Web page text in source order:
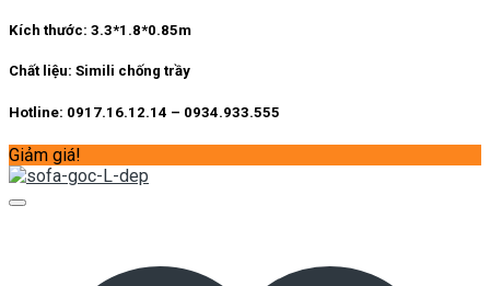
là:
Kích thước: 3.3*1.8*0.85m
Chất liệu: Simili chống trầy
Hotline: 0917.16.12.14 – 0934.933.555
Giảm giá!